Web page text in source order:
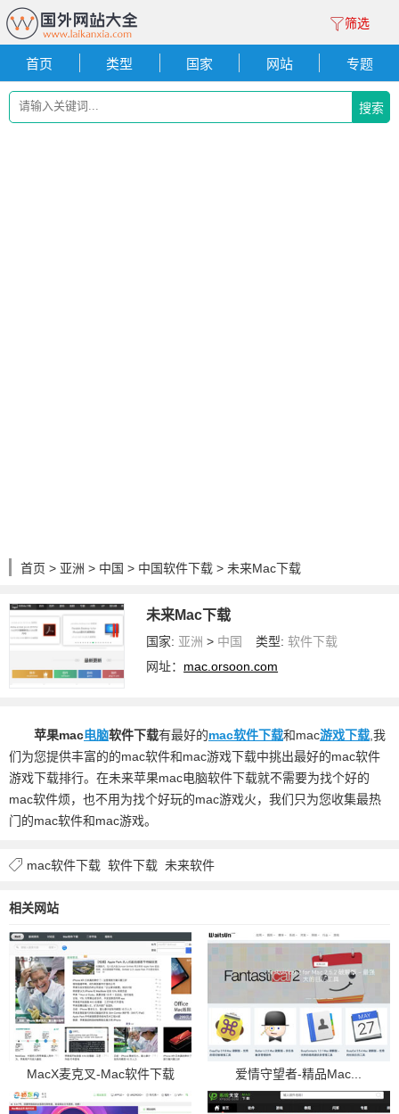
筛选
首页 类型 国家 网站 专题
搜索
首页 > 亚洲 > 中国 > 中国软件下载 > 未来Mac下载
未来Mac下载
国家: 亚洲 > 中国 类型: 软件下载
网址： mac.orsoon.com
苹果mac电脑软件下载有最好的mac软件下载和mac游戏下载 ,我
们为您提供丰富的的mac软件和mac游戏下载中挑出最好的mac软件
游戏下载排行。在未来苹果mac电脑软件下载就不需要为找个好的
mac软件烦，也不用为找个好玩的mac游戏火，我们只为您收集最热
门的mac软件和mac游戏。
mac软件下载 软件下载 未来软件
相关网站
MacX麦克叉-Mac软件下载 爱情守望者-精品Mac...